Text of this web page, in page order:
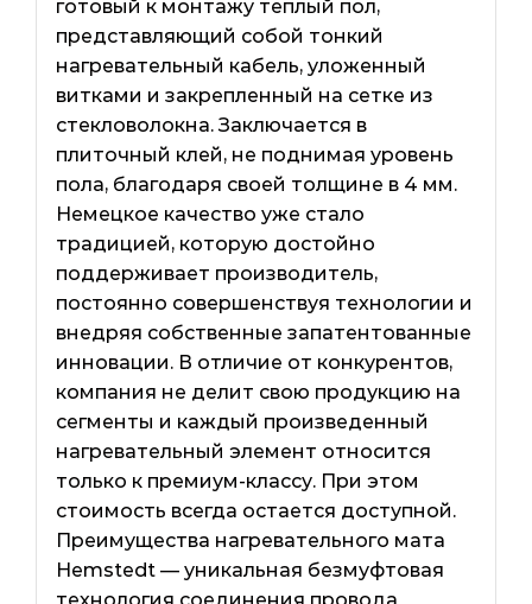
готовый к монтажу теплый пол,
представляющий собой тонкий
нагревательный кабель, уложенный
витками и закрепленный на сетке из
стекловолокна. Заключается в
плиточный клей, не поднимая уровень
пола, благодаря своей толщине в 4 мм.
Немецкое качество уже стало
традицией, которую достойно
поддерживает производитель,
постоянно совершенствуя технологии и
внедряя собственные запатентованные
инновации. В отличие от конкурентов,
компания не делит свою продукцию на
сегменты и каждый произведенный
нагревательный элемент относится
только к премиум-классу. При этом
стоимость всегда остается доступной.
Преимущества нагревательного мата
Hemstedt — уникальная безмуфтовая